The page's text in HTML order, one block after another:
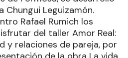
Chungui Leguizamón.
Rafael Rumich los
del taller Amor Real:
y relaciones de pareja, por